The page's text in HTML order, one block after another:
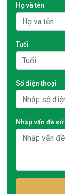
Họ và tên
Tuổi
Số điện thoại
Nhập vấn đề